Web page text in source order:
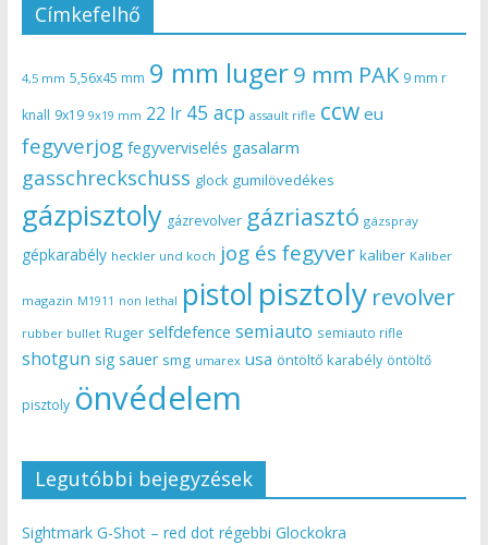
Címkefelhő
4,5 mm 5,56x45 mm 9 mm luger9 mm PAK 9 mm r
knall 9x19 9x19 mm 22 lr 45 acp assault rifle ccw eu
fegyverjog fegyverviselés gasalarm
gasschreckschuss glock gumilövedékes
gázpisztoly gázrevolver gázriasztó gázspray
gépkarabély heckler und koch jog és fegyver kaliber Kaliber
magazin M1911 non lethal pistol pisztoly revolver
rubber bullet Ruger selfdefence semiauto semiauto rifle
shotgun sig sauer smg umarex usa öntöltő karabély öntöltő
pisztoly önvédelem
Legutóbbi bejegyzések
Sightmark G-Shot – red dot régebbi Glockokra